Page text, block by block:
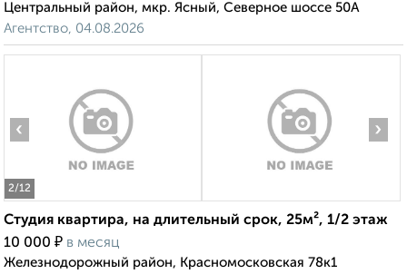
Центральный район, мкр. Ясный, Северное шоссе 50А
Агентство, 04.08.2026
2/12
‹ ›
Студия квартира, на длительный срок, 25м², 1/2 этаж
10 000 ₽ в месяц
Железнодорожный район, Красномосковская 78к1